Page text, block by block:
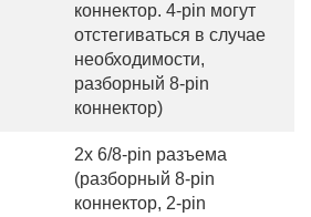
коннектор. 4-pin могут
отстегиваться в случае
необходимости,
разборный 8-pin
коннектор)
2x 6/8-pin разъема
(разборный 8-pin
коннектор, 2-pin